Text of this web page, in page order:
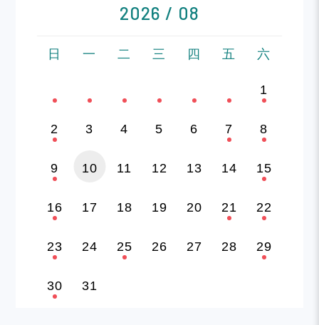
2026 / 08
日 一 二 三 四 五 六
1
2 3 4 5 6 7 8
9 10 11 12 13 14 15
16 17 18 19 20 21 22
23 24 25 26 27 28 29
30 31